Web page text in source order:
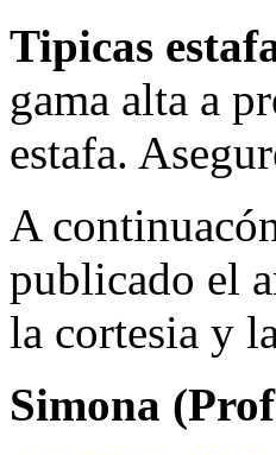
Tipicas
gama alta a
estafa.
A
publicado el
la cortesia y
Simona